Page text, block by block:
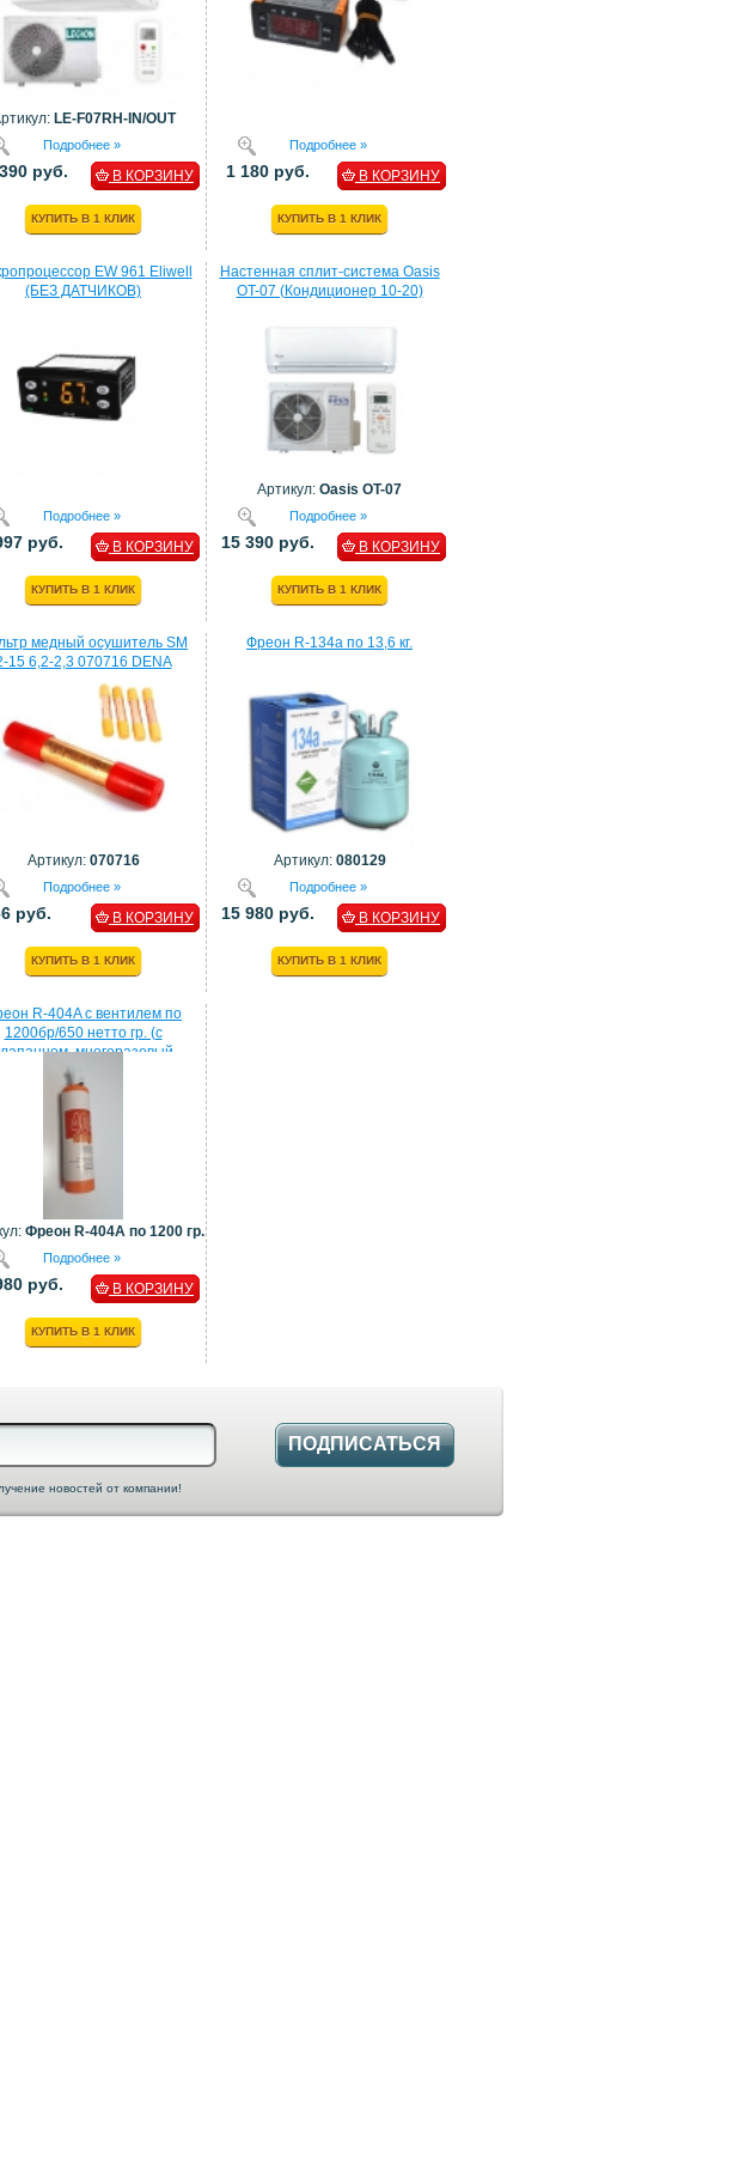
LE-F07RH-IN/OUT
Подробнее »
руб. В КОРЗИНУ
КУПИТЬ В 1 КЛИК
Подробнее »
1 180 руб. В КОРЗИНУ
КУПИТЬ В 1 КЛИК
EW 961 Eliwell
(БЕЗ ДАТЧИКОВ)
Подробнее »
руб. В КОРЗИНУ
КУПИТЬ В 1 КЛИК
Настенная сплит-система Oasis
OT-07 (Кондиционер 10-20)
Артикул: Oasis OT-07
Подробнее »
15 390 руб. В КОРЗИНУ
КУПИТЬ В 1 КЛИК
медный осушитель SM
15 6,2-2,3 070716 DENA
Артикул: 070716
Подробнее »
руб. В КОРЗИНУ
КУПИТЬ В 1 КЛИК
Фреон R-134a по 13,6 кг.
Артикул: 080129
Подробнее »
15 980 руб. В КОРЗИНУ
КУПИТЬ В 1 КЛИК
R-404A с вентилем по
1200бр/650 нетто гр. (с
многоразовый
балон)
Фреон R-404A по 1200 гр.
Подробнее »
руб. В КОРЗИНУ
КУПИТЬ В 1 КЛИК
ПОДПИСАТЬСЯ
новостей от компании!